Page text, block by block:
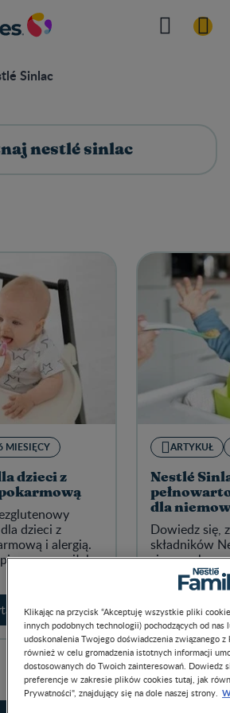
Sinlac
nestlé sinlac
MIESIĘCY
dzieci z
dzieci z
i alergią.
posiłek
teraz
ARTYKUŁ
Nestlé
dla
Dowiedz się,
składników
się wysoką
3 min czytania
Klikając na przycisk “Akceptuję wszystkie pliki
innych podobnych technologii) pochodzących od
udoskonalenia Twojego doświadczenia związanego
również w celu gromadzenia istotnych informacji
dostosowanych do Twoich zainteresowań.
preferencje w zakresie plików cookies tutaj, jak
Prywatności", znajdujący się na dole naszej strony.